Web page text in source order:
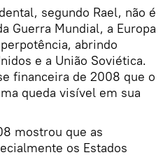
segundo Rael, não é
Guerra Mundial, a Europa
abrindo
e a União Soviética.
financeira de 2008 que o
queda visível em sua
mostrou que as
os Estados